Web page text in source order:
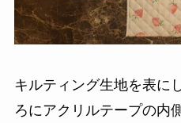
キルティング生地を表に
ろにアクリルテープの内